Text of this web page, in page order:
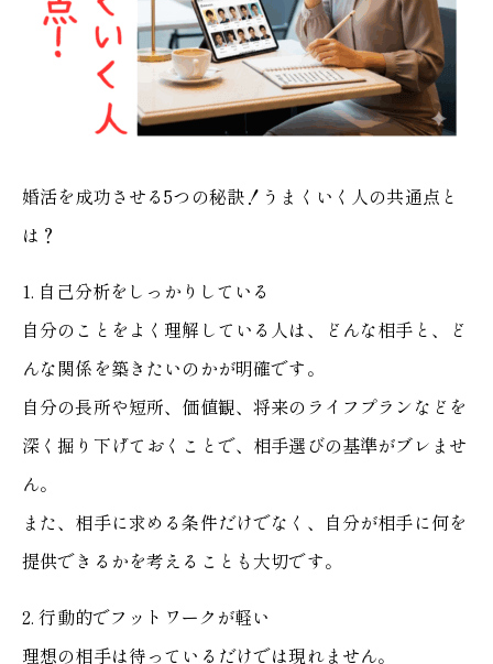
婚活を成功させる5つの秘訣！うまくいく人の共通点と
は？
1. 自己分析をしっかりしている
自分のことをよく理解している人は、どんな相手と、ど
んな関係を築きたいのかが明確です。
自分の長所や短所、価値観、将来のライフプランなどを
深く掘り下げておくことで、相手選びの基準がブレませ
ん。
また、相手に求める条件だけでなく、自分が相手に何を
提供できるかを考えることも大切です。
2. 行動的でフットワークが軽い
理想の相手は待っているだけでは現れません。